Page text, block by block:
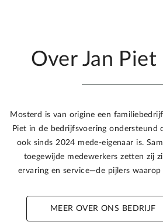
Over Jan Piet
Mosterd is van origine een
Piet in de bedrijfsvoering ondersteund
ook sinds 2024 mede-eigenaar is.
toegewijde medewerkers zetten zij
ervaring en service—de pijlers
MEER OVER ONS BEDRIJF